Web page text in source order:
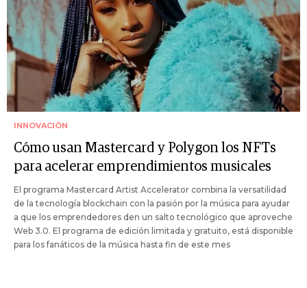
INNOVACIÓN
Cómo usan Mastercard y Polygon los NFTs
para acelerar emprendimientos musicales
El programa Mastercard Artist Accelerator combina la versatilidad
de la tecnología blockchain con la pasión por la música para ayudar
a que los emprendedores den un salto tecnológico que aproveche
Web 3.0. El programa de edición limitada y gratuito, está disponible
para los fanáticos de la música hasta fin de este mes